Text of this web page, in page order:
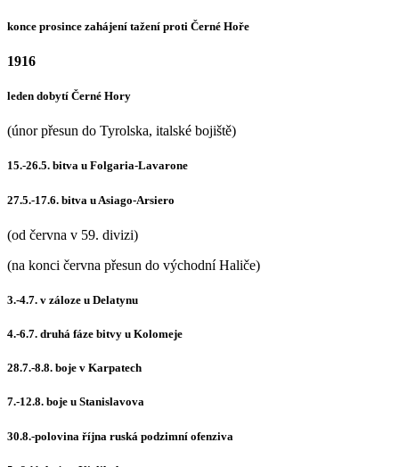
konce prosince zahájení tažení proti Černé Hoře
1916
leden dobytí Černé Hory
(únor přesun do Tyrolska, italské bojiště)
15.-26.5. bitva u Folgaria-Lavarone
27.5.-17.6. bitva u Asiago-Arsiero
(od června v 59. divizi)
(na konci června přesun do východní Haliče)
3.-4.7. v záloze u Delatynu
4.-6.7. druhá fáze bitvy u Kolomeje
28.7.-8.8. boje v Karpatech
7.-12.8. boje u Stanislavova
30.8.-polovina října ruská podzimní ofenziva